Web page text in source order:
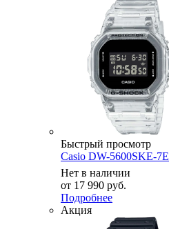
Быстрый просмотр
Casio DW-5600SKE-7E
Нет в наличии
от 17 990 руб.
Подробнее
Акция